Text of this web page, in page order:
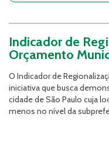
Indicador de
Orçamento
O Indicador de
iniciativa que busca
cidade de São Paulo cuja
menos no nível da